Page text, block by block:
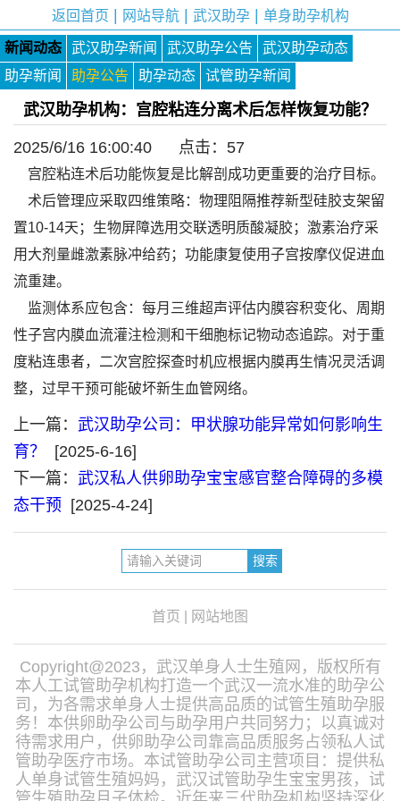
返回首页 网站导航| 武汉助孕| 单身助孕机构
新闻动态 武汉助孕新闻 武汉助孕公告
武汉助孕动态
助孕新闻
助孕公告 助孕动态 试管助孕新闻
武汉助孕机构：宫腔粘连分离术后怎样恢复功能？
2025/6/16 16:00:40 点击： 57
宫腔粘连术后功能恢复是比解剖成功更重要的治疗目标。
术后管理应采取四维策略：物理阻隔推荐新型硅胶支架留
置10-14天；生物屏障选用交联透明质酸凝胶；激素治疗采
用大剂量雌激素脉冲给药；功能康复使用子宫按摩仪促进血
流重建。
监测体系应包含：每月三维超声评估内膜容积变化、周期
性子宫内膜血流灌注检测和干细胞标记物动态追踪。对于重
度粘连患者，二次宫腔探查时机应根据内膜再生情况灵活调
整，过早干预可能破坏新生血管网络。
上一篇： 武汉助孕公司：甲状腺功能异常如何影响生
育？
[2025-6-16]
下一篇： 武汉私人供卵助孕宝宝感官整合障碍的多模
态干预
[2025-4-24]
首页 网站地图
Copyright@2023，武汉单身人士生殖网，版权所有
本人工试管助孕机构打造一个武汉一流水准的助孕公
司，为各需求单身人士提供高品质的试管生殖助孕服
务！本供卵助孕公司与助孕用户共同努力；以真诚对
待需求用户，供卵助孕公司靠高品质服务占领私人试
管助孕医疗市场。本试管助孕公司主营项目：提供私
人单身试管生殖妈妈，武汉试管助孕生宝宝男孩，试